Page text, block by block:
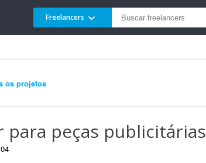
Freelancers
os projetos
para peças publicitárias